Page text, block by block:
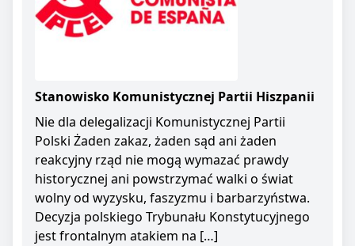
Stanowisko Komunistycznej Partii Hiszpanii
Nie dla delegalizacji Komunistycznej Partii
Polski Żaden zakaz, żaden sąd ani żaden
reakcyjny rząd nie mogą wymazać prawdy
historycznej ani powstrzymać walki o świat
wolny od wyzysku, faszyzmu i barbarzyństwa.
Decyzja polskiego Trybunału Konstytucyjnego
jest frontalnym atakiem na […]